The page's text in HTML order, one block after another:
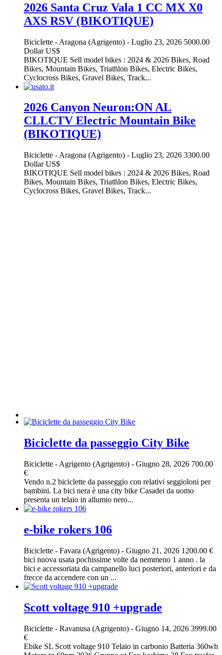
2026 Santa Cruz Vala 1 CC MX X0
AXS RSV (BIKOTIQUE)
Biciclette - Aragona (Agrigento) - Luglio 23, 2026 5000.00
Dollar US$
BIKOTIQUE Sell model bikes : 2024 & 2026 Bikes, Road
Bikes, Mountain Bikes, Triathlon Bikes, Electric Bikes,
Cyclocross Bikes, Gravel Bikes, Track...
2026 Canyon Neuron:ON AL
CLLCTV Electric Mountain Bike
(BIKOTIQUE)
Biciclette - Aragona (Agrigento) - Luglio 23, 2026 3300.00
Dollar US$
BIKOTIQUE Sell model bikes : 2024 & 2026 Bikes, Road
Bikes, Mountain Bikes, Triathlon Bikes, Electric Bikes,
Cyclocross Bikes, Gravel Bikes, Track...
Biciclette da passeggio City Bike
Biciclette - Agrigento (Agrigento) - Giugno 28, 2026 700.00
€
Vendo n.2 biciclette da passeggio con relativi seggioloni per
bambini. La bici nera è una city bike Casadei da uomo
presenta un telaio in allumio nero...
e-bike rokers 106
Biciclette - Favara (Agrigento) - Giugno 21, 2026 1200.00 €
bici nuova usata pochissime volte da nemmeno 1 anno . la
bici e accessoriata da campanello luci posteriori, anteriori e da
frecce da accendere con un ...
Scott voltage 910 +upgrade
Biciclette - Ravanusa (Agrigento) - Giugno 14, 2026 3999.00
€
Ebike SL Scott voltage 910 Telaio in carbonio Batteria 360wh